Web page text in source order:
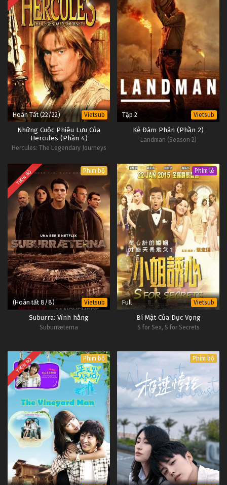
Hoàn Tất (22/22) Vietsub
Những Cuộc Phiêu Lưu Của
Hercules (Phần 4)
Hercules: The Legendary Journeys
Tập 2 Vietsub
Kẻ Đàm Phán (Phần 2)
Landman (Season 2)
TRỌN BỘ Phim bộ
(Hoàn tất 8/8) Vietsub
Suburra: Vĩnh hằng
Suburræterna
Phim lẻ
Full Vietsub
Bí Mật Của Dục Vọng
S for Sex, S for Secrets
TRỌN BỘ Phim bộ Phim bộ